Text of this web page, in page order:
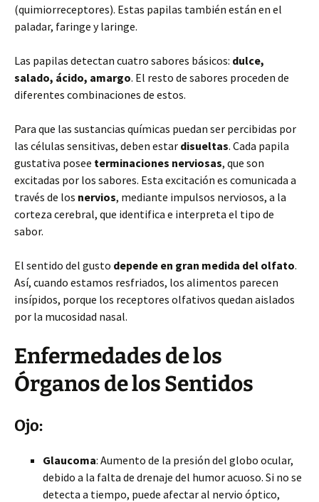
(quimiorreceptores). Estas papilas también están en el
paladar, faringe y laringe.
Las papilas detectan cuatro sabores básicos: dulce,
salado, ácido, amargo. El resto de sabores proceden de
diferentes combinaciones de estos.
Para que las sustancias químicas puedan ser percibidas por
las células sensitivas, deben estar disueltas. Cada papila
gustativa posee terminaciones nerviosas, que son
excitadas por los sabores. Esta excitación es comunicada a
través de los nervios, mediante impulsos nerviosos, a la
corteza cerebral, que identifica e interpreta el tipo de
sabor.
El sentido del gusto depende en gran medida del olfato.
Así, cuando estamos resfriados, los alimentos parecen
insípidos, porque los receptores olfativos quedan aislados
por la mucosidad nasal.
Enfermedades de los
Órganos de los Sentidos
Ojo:
Glaucoma: Aumento de la presión del globo ocular,
debido a la falta de drenaje del humor acuoso. Si no se
detecta a tiempo, puede afectar al nervio óptico,